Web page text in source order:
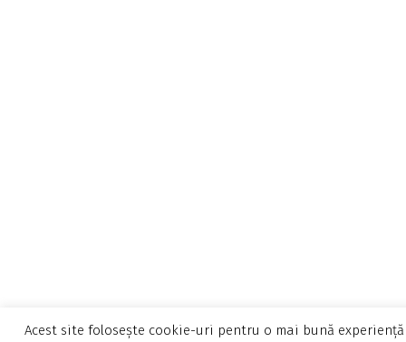
Acest site folosește cookie-uri pentru o mai bună